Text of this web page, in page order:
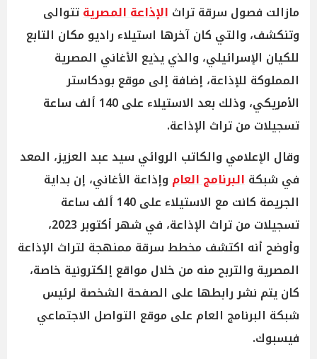
مازالت فصول سرقة تراث الإذاعة المصريةتتوالى
وتنكشف، والتي كان آخرها استيلاء راديو مكان التابع
للكيان الإسرائيلي، والذي يذيع الأغاني المصرية
المملوكة للإذاعة، إضافة إلى موقع بودكاستر
الأمريكي، وذلك بعد الاستيلاء على 140 ألف ساعة
تسجيلات من تراث الإذاعة.
وقال الإعلامي والكاتب الروائي سيد عبد العزيز، المعد
في شبكة البرنامج العام وإذاعة الأغاني، إن بداية
الجريمة كانت مع الاستيلاء على 140 ألف ساعة
تسجيلات من تراث الإذاعة، في شهر أكتوبر 2023،
وأوضح أنه اكتشف مخطط سرقة ممنهجة لتراث الإذاعة
المصرية والتربح منه من خلال مواقع إلكترونية خاصة،
كان يتم نشر رابطها على الصفحة الشخصة لرئيس
شبكة البرنامج العام على موقع التواصل الاجتماعي
فيسبوك.